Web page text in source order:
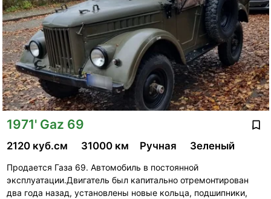
1971' Gaz 69
2120 куб.см 31000 км Ручная Зеленый
Продается Газа 69. Автомобиль в постоянной
эксплуатации.Двигатель был капитально отремонтирован
два года назад, установлены новые кольца, подшипники,